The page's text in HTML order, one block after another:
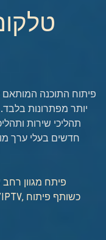
פיתוח התוכנה המותאם
יותר מפתרונות
תהליכי שירות
חדשים בעלי ערך